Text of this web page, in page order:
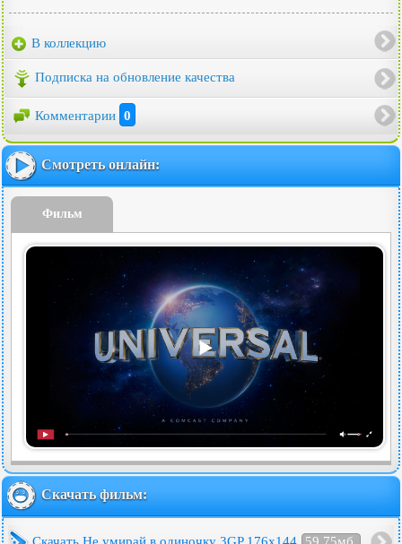
В коллекцию
Подписка на обновление качества
Комментарии 0
Смотреть онлайн:
Фильм
Скачать фильм: